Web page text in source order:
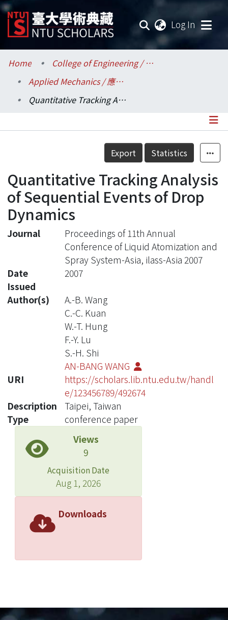
Log In
Communities & Collections
Research Outputs
Statistics
Home
College of Engineering / 工學院
Applied Mechanics / 應用力學研究所
Quantitative Tracking Analysis of Sequential Events of Drop Dynamics
Details
Export Statistics
Quantitative Tracking Analysis
of Sequential Events of Drop
Dynamics
Journal
Proceedings of 11th Annual
Conference of Liquid Atomization and
Spray System-Asia, ilass-Asia 2007
Date
Issued
2007
Author(s)
A.-B. Wang
C.-C. Kuan
W.-T. Hung
F.-Y. Lu
S.-H. Shi
AN-BANG WANG
URI
https://scholars.lib.ntu.edu.tw/handl
e/123456789/492674
Description
Taipei, Taiwan
Type
conference paper
Views
9
Acquisition Date
Aug 1, 2026
Downloads